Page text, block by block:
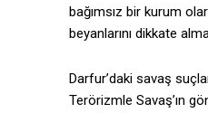
bağımsız bir kurum
beyanlarını dikkate
Darfur’daki savaş
Terörizmle Savaş’ın